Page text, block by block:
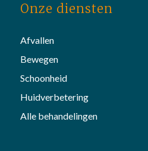
Onze diensten
Afvallen
Bewegen
Schoonheid
Huidverbetering
Alle behandelingen